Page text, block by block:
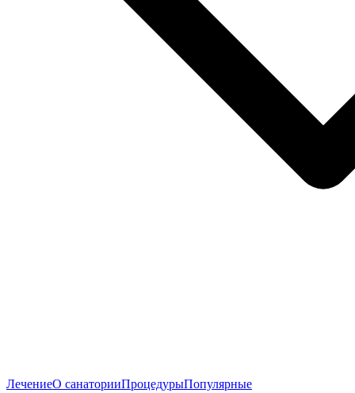
ЛечениеО санаторииПроцедурыПопулярные